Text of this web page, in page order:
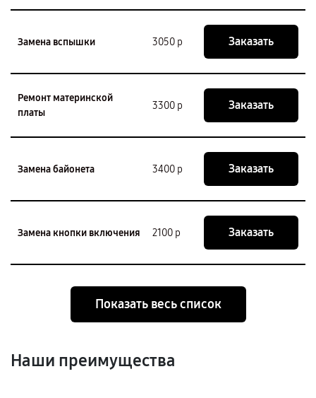
Замена вспышки 3050 р Заказать
Ремонт материнской
платы
3300 р Заказать
Замена байонета 3400 р Заказать
Замена кнопки включения 2100 р Заказать
Показать весь список
Наши преимущества